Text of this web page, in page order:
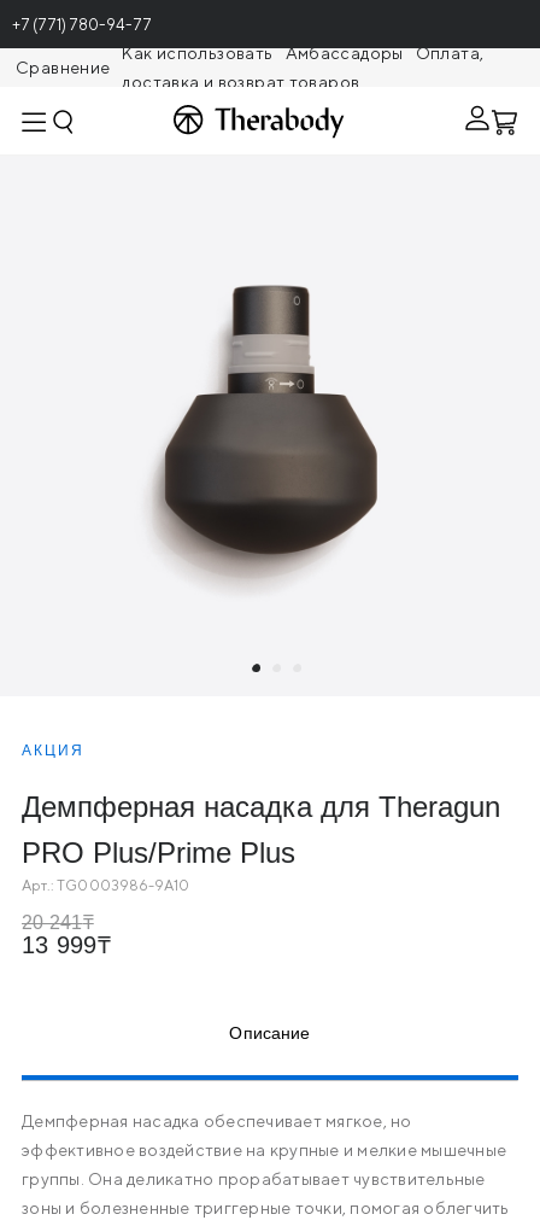
+7 (771) 780-94-77
Сравнение
Как использовать Амбассадоры
Оплата,
доставка и возврат товаров
АКЦИЯ
Демпферная насадка для Theragun
PRO Plus/Prime Plus
Арт.:TG0003986-9A10
20 241
13 999
Описание
Демпферная насадка обеспечивает мягкое, но
эффективное воздействие на крупные и мелкие мышечные
группы. Она деликатно прорабатывает чувствительные
зоны и болезненные триггерные точки, помогая облегчить